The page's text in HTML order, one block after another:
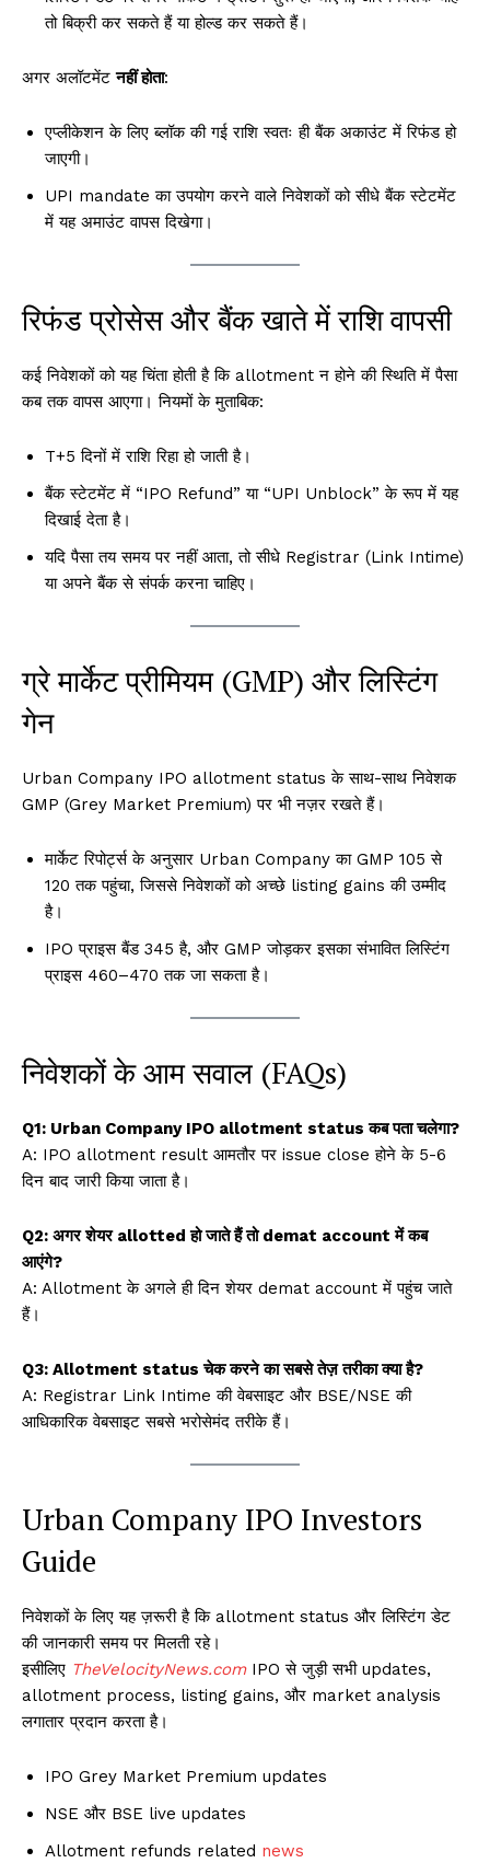
तो बिक्री कर सकते हैं या होल्ड कर सकते हैं।
अगर अलॉटमेंटनहीं होता:
एप्लीकेशन के लिए ब्लॉक की गई राशि स्वतः ही बैंक अकाउंट में रिफंड हो
जाएगी।
UPI mandate का उपयोग करने वाले निवेशकों को सीधे बैंक स्टेटमेंट
में यह अमाउंट वापस दिखेगा।
रिफंड प्रोसेस और बैंक खाते में राशि वापसी
कई निवेशकों को यह चिंता होती है कि allotment न होने की स्थिति में पैसा
कब तक वापस आएगा। नियमों के मुताबिक:
T+5 दिनों में राशि रिहा हो जाती है।
बैंक स्टेटमेंट में “IPO Refund” या “UPI Unblock” के रूप में यह
दिखाई देता है।
यदि पैसा तय समय पर नहीं आता, तो सीधे Registrar (Link Intime)
या अपने बैंक से संपर्क करना चाहिए।
ग्रे मार्केट प्रीमियम (GMP) और लिस्टिंग
गेन
Urban Company IPO allotment status के साथ-साथ निवेशक
GMP (Grey Market Premium) पर भी नज़र रखते हैं।
मार्केट रिपोर्ट्स के अनुसार Urban Company का GMP ₹105 से
₹120 तक पहुंचा, जिससे निवेशकों को अच्छे listing gains की उम्मीद
है।
IPO प्राइस बैंड ₹345 है, और GMP जोड़कर इसका संभावित लिस्टिंग
प्राइस ₹460–₹470 तक जा सकता है।
निवेशकों के आम सवाल (FAQs)
Q1: Urban Company IPO allotment status कब पता चलेगा?
A: IPO allotment result आमतौर पर issue close होने के 5-6
दिन बाद जारी किया जाता है।
Q2: अगर शेयर allotted हो जाते हैं तो demat account में कब
आएंगे?
A: Allotment के अगले ही दिन शेयर demat account में पहुंच जाते
हैं।
Q3: Allotment status चेक करने का सबसे तेज़ तरीका क्या है?
A: Registrar Link Intime की वेबसाइट और BSE/NSE की
आधिकारिक वेबसाइट सबसे भरोसेमंद तरीके हैं।
Urban Company IPO Investors
Guide
निवेशकों के लिए यह ज़रूरी है कि allotment status और लिस्टिंग डेट
की जानकारी समय पर मिलती रहे।
इसीलिए TheVelocityNews.comIPO से जुड़ी सभी updates,
allotment process, listing gains, और market analysis
लगातार प्रदान करता है।
IPO Grey Market Premium updates
NSE और BSE live updates
Allotment refunds related news